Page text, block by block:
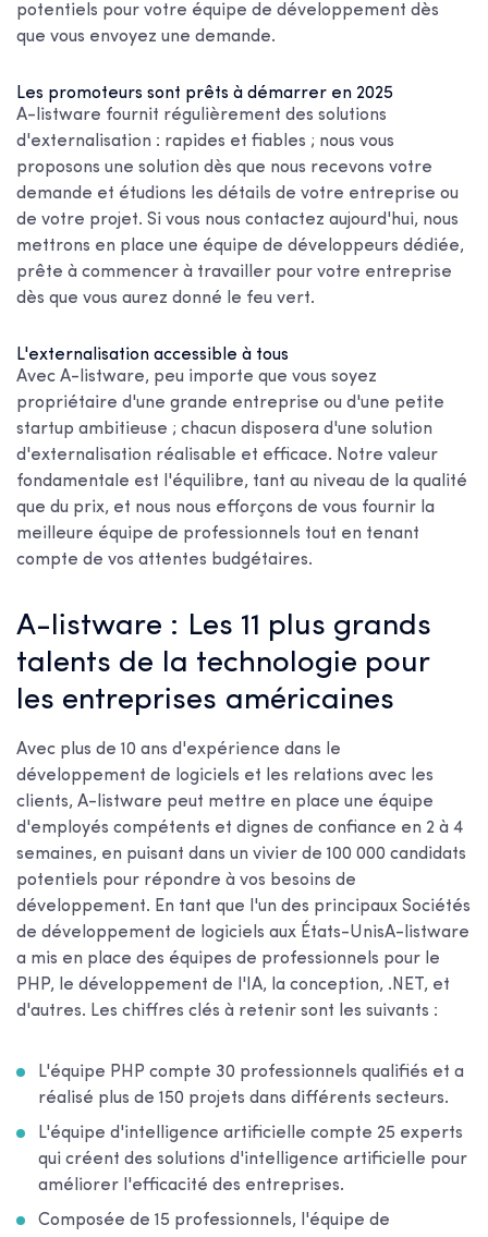
potentiels pour votre équipe de développement dès
que vous envoyez une demande.
Les promoteurs sont prêts à démarrer en 2025
A-listware fournit régulièrement des solutions
d'externalisation : rapides et fiables ; nous vous
proposons une solution dès que nous recevons votre
demande et étudions les détails de votre entreprise ou
de votre projet. Si vous nous contactez aujourd'hui, nous
mettrons en place une équipe de développeurs dédiée,
prête à commencer à travailler pour votre entreprise
dès que vous aurez donné le feu vert.
L'externalisation accessible à tous
Avec A-listware, peu importe que vous soyez
propriétaire d'une grande entreprise ou d'une petite
startup ambitieuse ; chacun disposera d'une solution
d'externalisation réalisable et efficace. Notre valeur
fondamentale est l'équilibre, tant au niveau de la qualité
que du prix, et nous nous efforçons de vous fournir la
meilleure équipe de professionnels tout en tenant
compte de vos attentes budgétaires.
A-listware : Les 11 plus grands
talents de la technologie pour
les entreprises américaines
Avec plus de 10 ans d'expérience dans le
développement de logiciels et les relations avec les
clients, A-listware peut mettre en place une équipe
d'employés compétents et dignes de confiance en 2 à 4
semaines, en puisant dans un vivier de 100 000 candidats
potentiels pour répondre à vos besoins de
développement. En tant que l'un des principaux Sociétés
de développement de logiciels aux États-UnisA-listware
a mis en place des équipes de professionnels pour le
PHP, le développement de l'IA, la conception, .NET, et
d'autres. Les chiffres clés à retenir sont les suivants :
L'équipe PHP compte 30 professionnels qualifiés et a
réalisé plus de 150 projets dans différents secteurs.
L'équipe d'intelligence artificielle compte 25 experts
qui créent des solutions d'intelligence artificielle pour
améliorer l'efficacité des entreprises.
Composée de 15 professionnels, l'équipe de